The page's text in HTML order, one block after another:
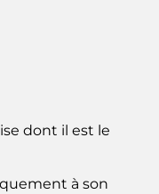
dont il est le
à son